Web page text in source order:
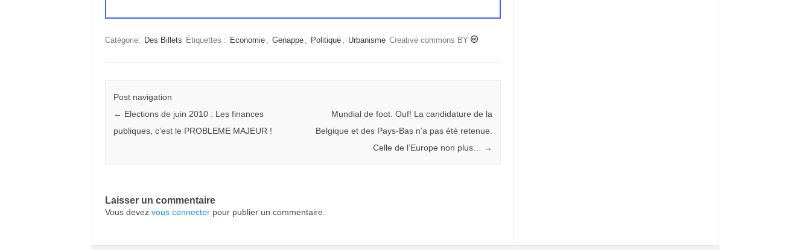
Catégorie: Des Billets Étiquettes : Economie , Genappe , Politique , Urbanisme Creative commons BY
Post navigation
← Elections de juin 2010 : Les finances
publiques, c’est le PROBLEME MAJEUR !
Mundial de foot. Ouf! La candidature de la
Belgique et des Pays-Bas n’a pas été retenue.
Celle de l’Europe non plus…
→
Laisser un commentaire
Vous devez vous connecterpour publier un commentaire.